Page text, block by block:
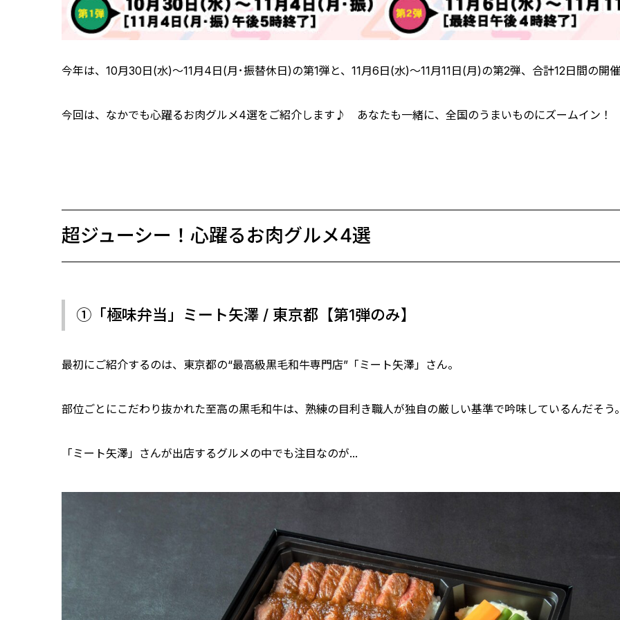
今年は、10月30日(水)～11月4日(月･振替休日)の第1弾と、11月6日(水)～11月11日(月)の第2弾、合計12日間の開
今回は、なかでも心躍るお肉グルメ4選をご紹介します♪ あなたも一緒に、全国のうまいものにズームイン！
超ジューシー！心躍るお肉グルメ4選
①「極味弁当」ミート矢澤 / 東京都【第1弾のみ】
最初にご紹介するのは、東京都の“最高級黒毛和牛専門店”「ミート矢澤」さん。
部位ごとにこだわり抜かれた至高の黒毛和牛は、熟練の目利き職人が独自の厳しい基準で吟味しているんだそう
「ミート矢澤」さんが出店するグルメの中でも注目なのが...